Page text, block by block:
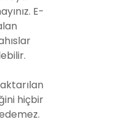
E-
hiçbir